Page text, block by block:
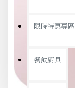
限時特惠專區
餐飲廚具